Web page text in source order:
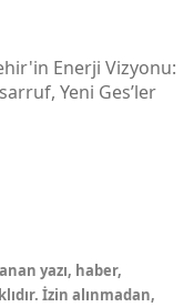
Enerji Vizyonu:
Yeni Ges’ler
yazı, haber,
İzin alınmadan,